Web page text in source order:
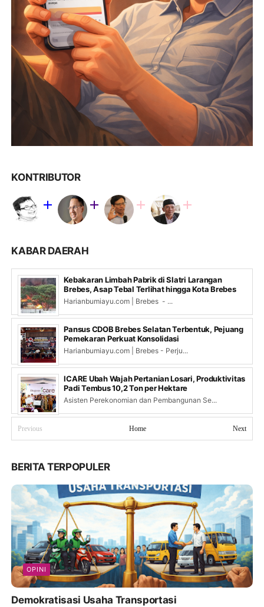
KONTRIBUTOR
KABAR DAERAH
Kebakaran Limbah Pabrik di Slatri Larangan
Brebes, Asap Tebal Terlihat hingga Kota Brebes
Harianbumiayu.com | Brebes - ...
Pansus CDOB Brebes Selatan Terbentuk, Pejuang
Pemekaran Perkuat Konsolidasi
Harianbumiayu.com | Brebes - Perju...
ICARE Ubah Wajah Pertanian Losari, Produktivitas
Padi Tembus 10,2 Ton per Hektare
Asisten Perekonomian dan Pembangunan Se...
Previous Next
Home
BERITA TERPOPULER
OPINI
Demokratisasi Usaha Transportasi